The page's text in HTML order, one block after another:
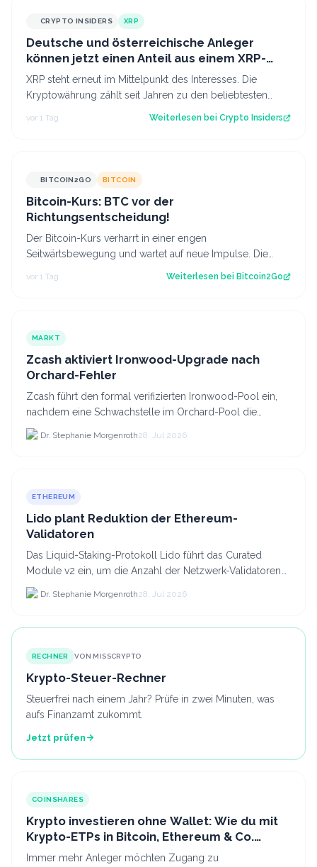
CRYPTO INSIDERS XRP
Deutsche und österreichische Anleger
können jetzt einen Anteil aus einem XRP-
Topf im Wert von 190.000 € sichern
XRP steht erneut im Mittelpunkt des Interesses. Die
Kryptowährung zählt seit Jahren zu den beliebtesten
digitalen Assets bei Anlegern im deu…
vor 1 Tag Weiterlesen bei Crypto Insiders
BITCOIN2GO BITCOIN
Bitcoin-Kurs: BTC vor der
Richtungsentscheidung!
Der Bitcoin-Kurs verharrt in einer engen
Seitwärtsbewegung und wartet auf neue Impulse. Die
vor 1 Tag Weiterlesen bei Bitcoin2Go
MARKT
Zcash aktiviert Ironwood-Upgrade nach
Orchard-Fehler
Zcash führt den formal verifizierten Ironwood-Pool ein,
nachdem eine Schwachstelle im Orchard-Pool die
Erstellung gefälschter ZEC-Token ermöglichte.
Dr. Stephanie Morgenroth28. Jul 2026
ETHEREUM
Lido plant Reduktion der Ethereum-
Validatoren
Das Liquid-Staking-Protokoll Lido führt das Curated
Module v2 ein, um die Anzahl der Netzwerk-Validatoren
von 880.000 auf etwa 628.
Dr. Stephanie Morgenroth28. Jul 2026
RECHNER VON MISSCRYPTO
Krypto-Steuer-Rechner
Steuerfrei nach einem Jahr? Prüfe in zwei Minuten, was
aufs Finanzamt zukommt.
Jetzt prüfen
COINSHARES
Krypto investieren ohne Wallet: Wie du mit
Krypto-ETPs in Bitcoin, Ethereum & Co.
anlegst
Immer mehr Anleger möchten Zugang zu